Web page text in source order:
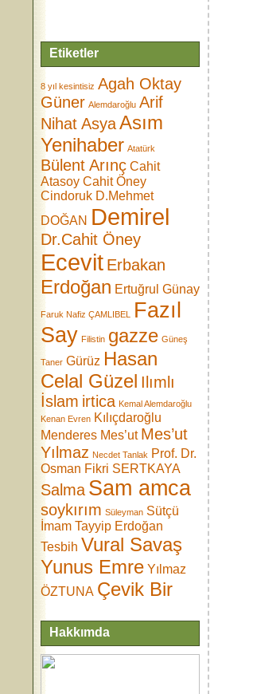
Etiketler
8 yıl kesintisiz Agah Oktay
Güner Alemdaroğlu Arif
Nihat AsyaAsım
Yenihaber Atatürk
Bülent Arınç Cahit
Atasoy Cahit Öney
Cindoruk D.Mehmet
DOĞAN Demirel
Dr.Cahit Öney
Ecevit Erbakan
Erdoğan Ertuğrul Günay
Faruk Nafiz ÇAMLIBEL
Fazıl
Say Filistin gazze Güneş
Taner Gürüz Hasan
Celal Güzel Ilımlı
İslam irtica Kemal Alemdaroğlu
Kenan Evren Kılıçdaroğlu
Menderes Mes’ut Mes’ut
Yılmaz Necdet Tanlak Prof. Dr.
Osman Fikri SERTKAYA
Salma Sam amca
soykırım Süleyman Sütçü
İmam Tayyip Erdoğan
Tesbih Vural Savaş
Yunus Emre Yılmaz
ÖZTUNA Çevik Bir
Hakkımda